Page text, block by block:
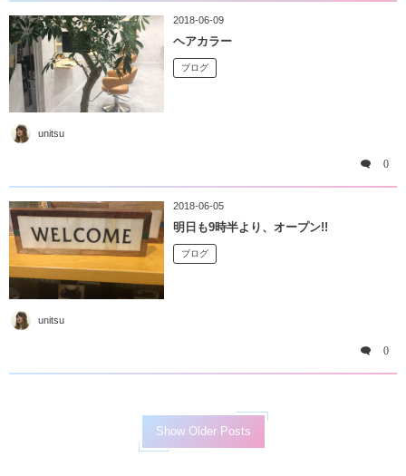
2018-06-09
ヘアカラー
ブログ
unitsu
0
2018-06-05
明日も9時半より、オープン!!
ブログ
unitsu
0
Show Older Posts